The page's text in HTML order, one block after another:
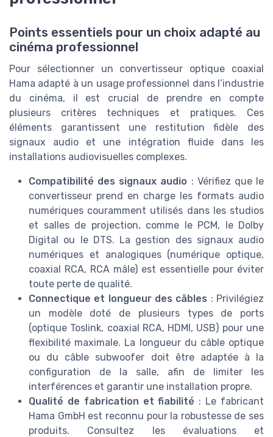
Points essentiels pour un choix adapté au
cinéma professionnel
Pour sélectionner un convertisseur optique coaxial
Hama adapté à un usage professionnel dans l’industrie
du cinéma, il est crucial de prendre en compte
plusieurs critères techniques et pratiques. Ces
éléments garantissent une restitution fidèle des
signaux audio et une intégration fluide dans les
installations audiovisuelles complexes.
Compatibilité des signaux audio : Vérifiez que le
convertisseur prend en charge les formats audio
numériques couramment utilisés dans les studios
et salles de projection, comme le PCM, le Dolby
Digital ou le DTS. La gestion des signaux audio
numériques et analogiques (numérique optique,
coaxial RCA, RCA mâle) est essentielle pour éviter
toute perte de qualité.
Connectique et longueur des câbles : Privilégiez
un modèle doté de plusieurs types de ports
(optique Toslink, coaxial RCA, HDMI, USB) pour une
flexibilité maximale. La longueur du câble optique
ou du câble subwoofer doit être adaptée à la
configuration de la salle, afin de limiter les
interférences et garantir une installation propre.
Qualité de fabrication et fiabilité : Le fabricant
Hama GmbH est reconnu pour la robustesse de ses
produits. Consultez les évaluations et